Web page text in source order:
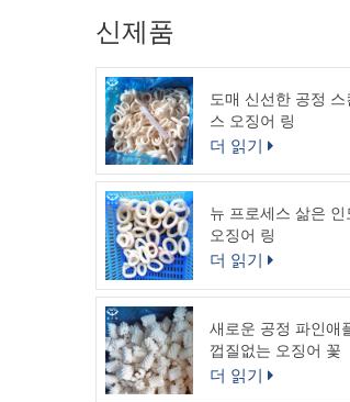
신제품
도매 신선한 공정 스
스 오징어 링
더 읽기
뉴 프로세스 삶은 인
오징어 링
더 읽기
새로운 공정 파인애
껍질없는 오징어 꽃
더 읽기